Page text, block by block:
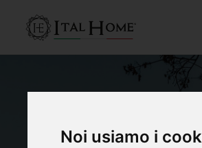
Noi usiamo i